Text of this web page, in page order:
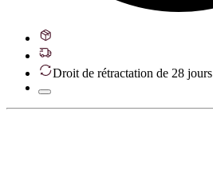
Droit de rétractation de 28 jours